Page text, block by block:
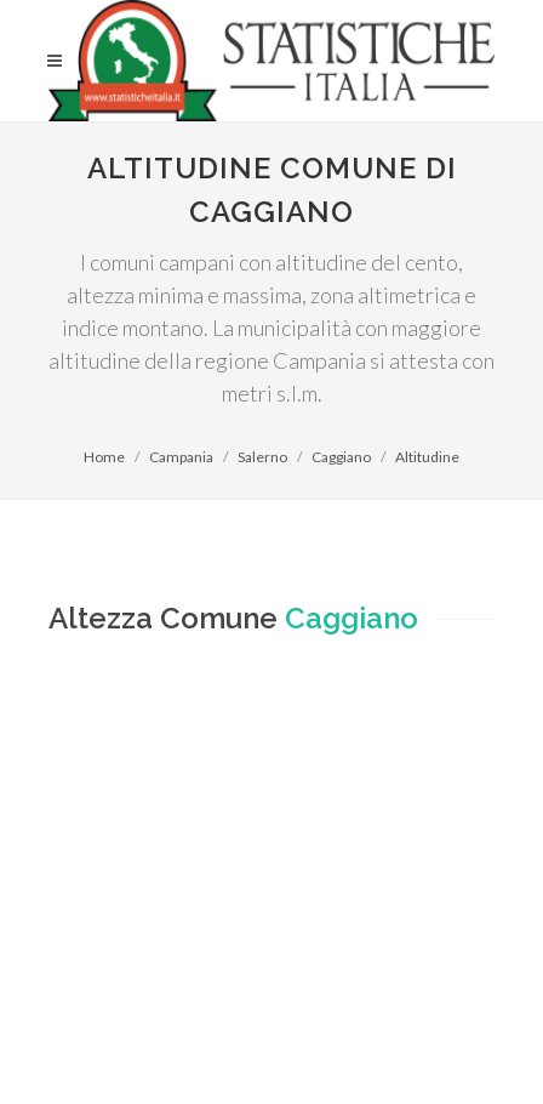
ALTITUDINE COMUNE DI
CAGGIANO
I comuni campani con altitudine del cento,
altezza minima e massima, zona altimetrica e
indice montano. La municipalità con maggiore
altitudine della regione Campania si attesta con
metri s.l.m.
Home Campania Salerno Caggiano Altitudine
Altezza Comune Caggiano